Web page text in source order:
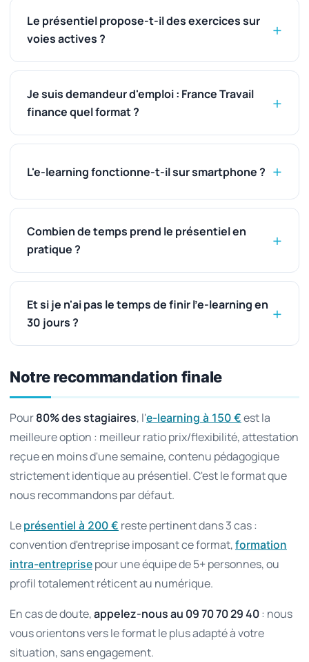
Le présentiel propose-t-il des exercices sur
voies actives ?
Je suis demandeur d'emploi : France Travail
finance quel format ?
L'e-learning fonctionne-t-il sur smartphone ?
Combien de temps prend le présentiel en
pratique ?
Et si je n'ai pas le temps de finir l'e-learning en
30 jours ?
Notre recommandation finale
Pour80% des stagiaires, l'e-learning à 150 € est la
meilleure option : meilleur ratio prix/flexibilité, attestation
reçue en moins d'une semaine, contenu pédagogique
strictement identique au présentiel. C'est le format que
nous recommandons par défaut.
Le présentiel à 200 € reste pertinent dans 3 cas :
convention d'entreprise imposant ce format, formation
intra-entreprise pour une équipe de 5+ personnes, ou
profil totalement réticent au numérique.
En cas de doute,appelez-nous au 09 70 70 29 40: nous
vous orientons vers le format le plus adapté à votre
situation, sans engagement.